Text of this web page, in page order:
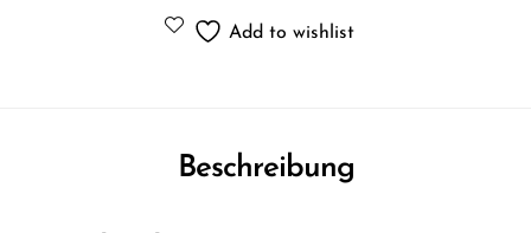
Add to wishlist
Beschreibung